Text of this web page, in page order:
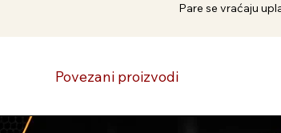
Pare se vraćaju
Povezani proizvodi